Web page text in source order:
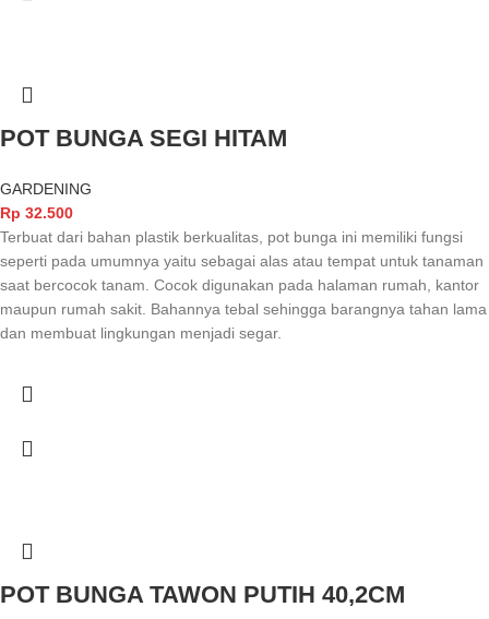
POT BUNGA SEGI HITAM
GARDENING
Rp 32.500
Terbuat dari bahan plastik berkualitas, pot bunga ini memiliki fungsi
seperti pada umumnya yaitu sebagai alas atau tempat untuk tanaman
saat bercocok tanam. Cocok digunakan pada halaman rumah, kantor
maupun rumah sakit. Bahannya tebal sehingga barangnya tahan lama
dan membuat lingkungan menjadi segar.
POT BUNGA TAWON PUTIH 40,2CM